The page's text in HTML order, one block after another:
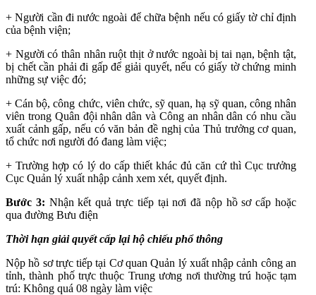
+ Người cần đi nước ngoài để chữa bệnh nếu có giấy tờ chỉ định
của bệnh viện;
+ Người có thân nhân ruột thịt ở nước ngoài bị tai nạn, bệnh tật,
bị chết cần phải đi gấp để giải quyết, nếu có giấy tờ chứng minh
những sự việc đó;
+ Cán bộ, công chức, viên chức, sỹ quan, hạ sỹ quan, công nhân
viên trong Quân đội nhân dân và Công an nhân dân có nhu cầu
xuất cảnh gấp, nếu có văn bản đề nghị của Thủ trưởng cơ quan,
tổ chức nơi người đó đang làm việc;
+ Trường hợp có lý do cấp thiết khác đủ căn cứ thì Cục trưởng
Cục Quản lý xuất nhập cảnh xem xét, quyết định.
Bước 3: Nhận kết quả trực tiếp tại nơi đã nộp hồ sơ cấp hoặc
qua đường Bưu điện
Thời hạn giải quyết cấp lại hộ chiếu phổ thông
Nộp hồ sơ trực tiếp tại Cơ quan Quản lý xuất nhập cảnh công an
tỉnh, thành phố trực thuộc Trung ương nơi thường trú hoặc tạm
trú: Không quá 08 ngày làm việc